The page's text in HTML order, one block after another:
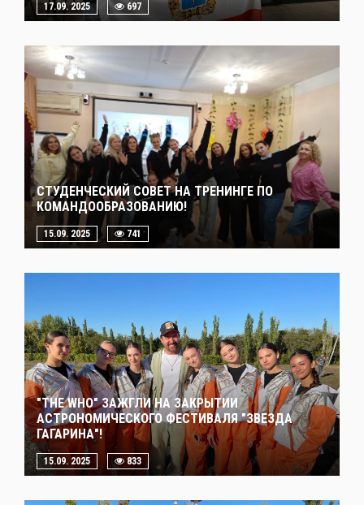
17.09. 2025 697
СТУДЕНЧЕСКИЙ СОВЕТ НА ТРЕНИНГЕ ПО
КОМАНДООБРАЗОВАНИЮ!
15.09. 2025 741
"THE WHO" ЗАЖГЛИ НА ЗАКРЫТИИ
АСТРОНОМИЧЕСКОГО ФЕСТИВАЛЯ "ЗВЕЗДА
ГАГАРИНА"!
15.09. 2025 833